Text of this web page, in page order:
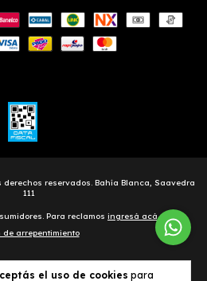
el uso de cookies para
Para reclamos ingresá acá.
de arrepentimiento